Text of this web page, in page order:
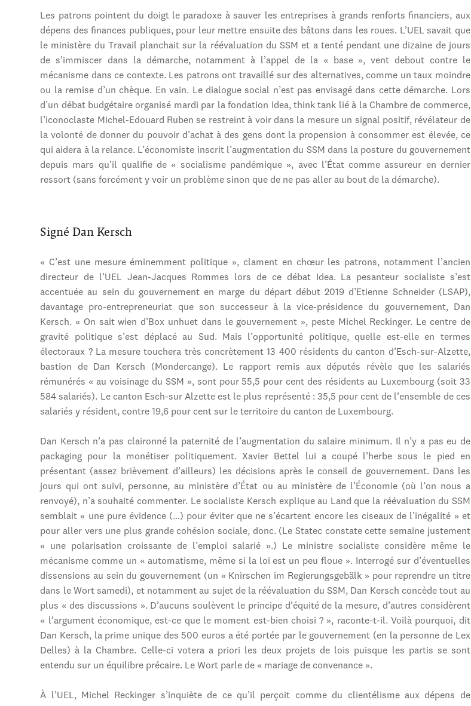
Les patrons pointent du doigt le paradoxe à sauver les entreprises à grands renforts financiers, aux
dépens des finances publiques, pour leur mettre ensuite des bâtons dans les roues. L’UEL savait que
le ministère du Travail planchait sur la réévaluation du SSM et a tenté pendant une dizaine de jours
de s’immiscer dans la démarche, notamment à l’appel de la « base », vent debout contre le
mécanisme dans ce contexte. Les patrons ont travaillé sur des alternatives, comme un taux moindre
ou la remise d’un chèque. En vain. Le dialogue social n’est pas envisagé dans cette démarche. Lors
d’un débat budgétaire organisé mardi par la fondation Idea, think tank lié à la Chambre de commerce,
l’iconoclaste Michel-Edouard Ruben se restreint à voir dans la mesure un signal positif, révélateur de
la volonté de donner du pouvoir d’achat à des gens dont la propension à consommer est élevée, ce
qui aidera à la relance. L’économiste inscrit l’augmentation du SSM dans la posture du gouvernement
depuis mars qu’il qualifie de « socialisme pandémique », avec l’État comme assureur en dernier
ressort (sans forcément y voir un problème sinon que de ne pas aller au bout de la démarche).
Signé Dan Kersch
« C’est une mesure éminemment politique », clament en chœur les patrons, notamment l’ancien
directeur de l’UEL Jean-Jacques Rommes lors de ce débat Idea. La pesanteur socialiste s’est
accentuée au sein du gouvernement en marge du départ début 2019 d’Etienne Schneider (LSAP),
davantage pro-entrepreneuriat que son successeur à la vice-présidence du gouvernement, Dan
Kersch. « On sait wien d’Box unhuet dans le gouvernement », peste Michel Reckinger. Le centre de
gravité politique s’est déplacé au Sud. Mais l’opportunité politique, quelle est-elle en termes
électoraux ? La mesure touchera très concrètement 13 400 résidents du canton d’Esch-sur-Alzette,
bastion de Dan Kersch (Mondercange). Le rapport remis aux députés révèle que les salariés
rémunérés « au voisinage du SSM », sont pour 55,5 pour cent des résidents au Luxembourg (soit 33
584 salariés). Le canton Esch-sur­ Alzette est le plus représenté : 35,5 pour cent de l’ensemble de ces
salariés y résident, contre 19,6 pour cent sur le territoire du canton de Luxembourg.
Dan Kersch n’a pas claironné la paternité de l’augmentation du salaire minimum. Il n’y a pas eu de
packaging pour la monétiser politiquement. Xavier Bettel lui a coupé l’herbe sous le pied en
présentant (assez brièvement d’ailleurs) les décisions après le conseil de gouvernement. Dans les
jours qui ont suivi, personne, au ministère d’État ou au ministère de l’Économie (où l’on nous a
renvoyé), n’a souhaité commenter. Le socialiste Kersch explique au Land que la réévaluation du SSM
semblait « une pure évidence (…) pour éviter que ne s’écartent encore les ciseaux de l’inégalité » et
pour aller vers une plus grande cohésion sociale, donc. (Le Statec constate cette semaine justement
« une polarisation croissante de l’emploi salarié ».) Le ministre socialiste considère même le
mécanisme comme un « automatisme, même si la loi est un peu floue ». Interrogé sur d’éventuelles
dissensions au sein du gouvernement (un « Knirschen im Regierungsgebälk » pour reprendre un titre
dans le Wort samedi), et notamment au sujet de la réévaluation du SSM, Dan Kersch concède tout au
plus « des discussions ». D’aucuns soulèvent le principe d’équité de la mesure, d’autres considèrent
« l’argument économique, est-ce que le moment est-bien choisi ? », raconte-t-il. Voilà pourquoi, dit
Dan Kersch, la prime unique des 500 euros a été portée par le gouvernement (en la personne de Lex
Delles) à la Chambre. Celle-ci votera a priori les deux projets de lois puisque les partis se sont
entendu sur un équilibre précaire. Le Wort parle de « mariage de convenance ».
À l’UEL, Michel Reckinger s’inquiète de ce qu’il perçoit comme du clientélisme aux dépens de